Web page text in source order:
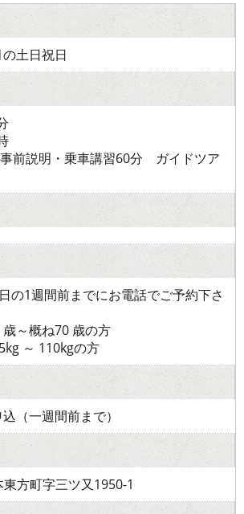
土日祝日
前説明・乗車講習60分 ガイドツア
の1週間前までにお電話でご予約下さ
～概ね70 歳の方
110kgの方
（一週間前まで）
方町字三ツ又1950-1